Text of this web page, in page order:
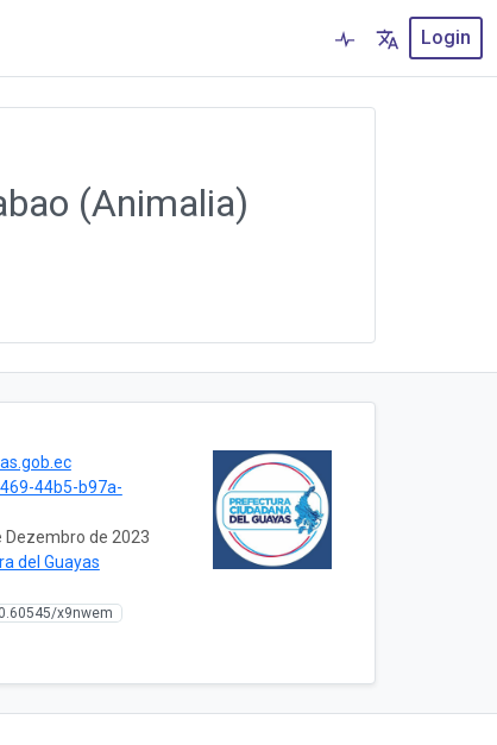
Login
(Animalia)
44b5-b97a-
Dezembro de 2023
del Guayas
x9nwem